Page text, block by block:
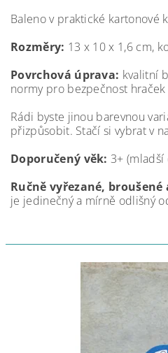
Baleno v praktické kartonové
Rozměry: 13 x 10 x 1,6 cm,
Povrchová úprava: kvalitní
normy pro bezpečnost hraček
Rádi byste jinou barevnou
přizpůsobit. Stačí si vybrat v
Doporučený věk: 3+
Ručně vyřezané,
je jedinečný a mírně odlišný